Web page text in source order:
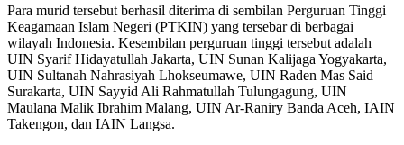
Para murid tersebut berhasil diterima di sembilan Perguruan Tinggi
Keagamaan Islam Negeri (PTKIN) yang tersebar di berbagai
wilayah Indonesia. Kesembilan perguruan tinggi tersebut adalah
UIN Syarif Hidayatullah Jakarta, UIN Sunan Kalijaga Yogyakarta,
UIN Sultanah Nahrasiyah Lhokseumawe, UIN Raden Mas Said
Surakarta, UIN Sayyid Ali Rahmatullah Tulungagung, UIN
Maulana Malik Ibrahim Malang, UIN Ar-Raniry Banda Aceh, IAIN
Takengon, dan IAIN Langsa.